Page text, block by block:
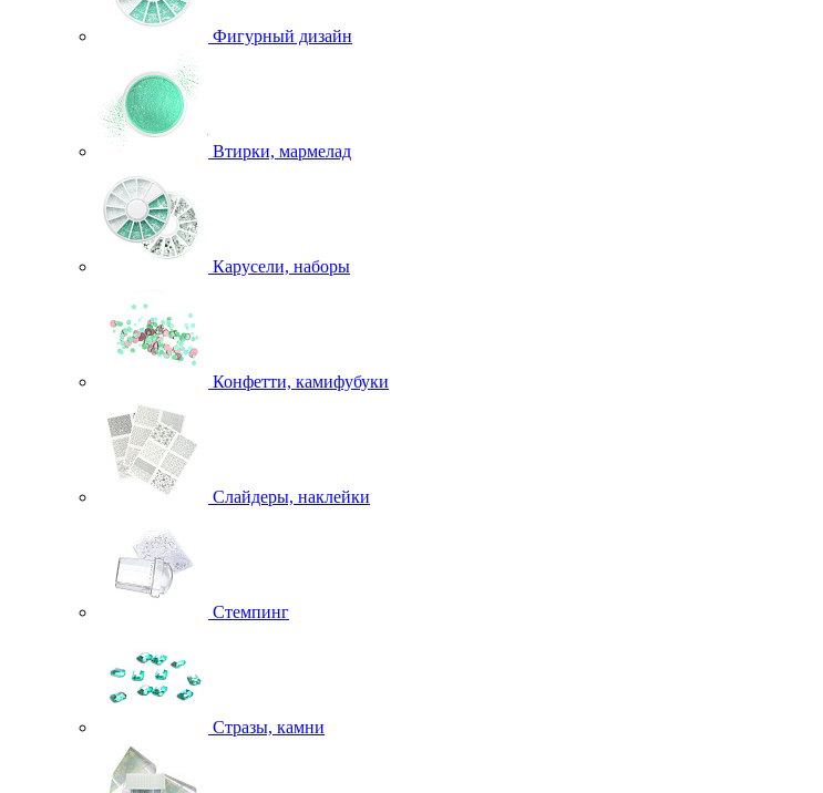
Фигурный дизайн
Втирки, мармелад
Карусели, наборы
Конфетти, камифубуки
Слайдеры, наклейки
Стемпинг
Стразы, камни